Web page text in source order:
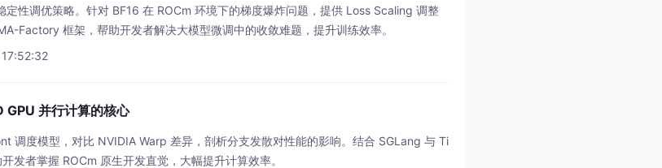
性调优策略。针对 BF16 在 ROCm 环境下的梯度爆炸问题，提供 Loss Scaling 调整
Factory 框架，帮助开发者解决大模型微调中的收敛难题，提升训练效率。
并行计算的核心
调度模型，对比 NVIDIA Warp 差异，剖析分支发散对性能的影响。结合 SGLang 与 Ti
发者掌握 ROCm 原生开发直觉，大幅提升计算效率。